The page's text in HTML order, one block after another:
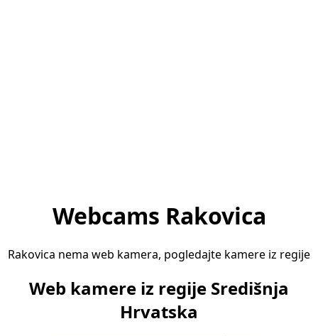
Webcams Rakovica
Rakovica nema web kamera, pogledajte kamere iz regije
Web kamere iz regije Središnja
Hrvatska